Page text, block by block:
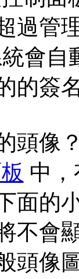
過管
會自
的簽
頭像
中
面的
不會
頭像